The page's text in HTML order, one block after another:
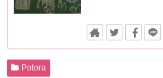
Potora